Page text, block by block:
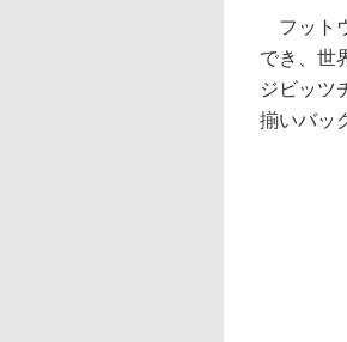
フット
でき、世
ジビッツ
揃いバッ